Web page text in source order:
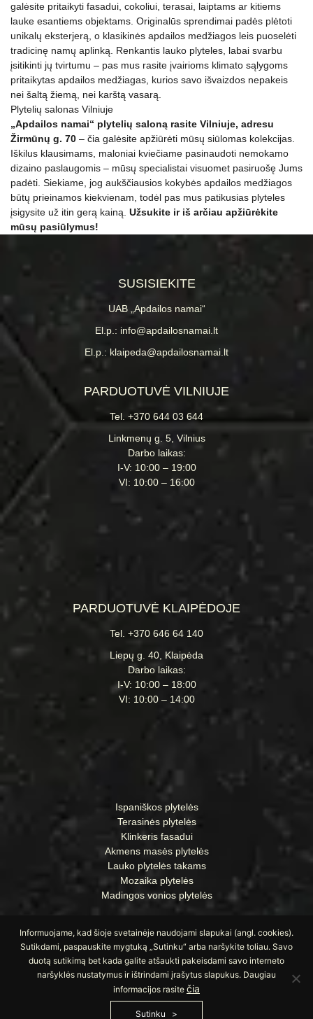
galėsite pritaikyti fasadui, cokoliui, terasai, laiptams ar kitiems
lauke esantiems objektams. Originalūs sprendimai padės plėtoti
unikalų eksterjerą, o klasikinės apdailos medžiagos leis puoselėti
tradicinę namų aplinką. Renkantis lauko plyteles, labai svarbu
įsitikinti jų tvirtumu – pas mus rasite įvairioms klimato sąlygoms
pritaikytas apdailos medžiagas, kurios savo išvaizdos nepakeis
nei šaltą žiemą, nei karštą vasarą.
Plytelių salonas Vilniuje
„Apdailos namai“ plytelių saloną rasite Vilniuje, adresu
Žirmūnų g. 70 – čia galėsite apžiūrėti mūsų siūlomas kolekcijas.
Iškilus klausimams, maloniai kviečiame pasinaudoti nemokamo
dizaino paslaugomis – mūsų specialistai visuomet pasiruošę Jums
padėti. Siekiame, jog aukščiausios kokybės apdailos medžiagos
būtų prieinamos kiekvienam, todėl pas mus patikusias plyteles
įsigysite už itin gerą kainą. Užsukite ir iš arčiau apžiūrėkite
mūsų pasiūlymus!
SUSISIEKITE
UAB „Apdailos namai“
El.p.: info@apdailosnamai.lt
El.p.: klaipeda@apdailosnamai.lt
PARDUOTUVĖ VILNIUJE
Tel. +370 644 03 644
Linkmenų g. 5, Vilnius
Darbo laikas:
I-V: 10:00 – 19:00
VI: 10:00 – 16:00
PARDUOTUVĖ KLAIPĖDOJE
Tel. +370 646 64 140
Liepų g. 40, Klaipėda
Darbo laikas:
I-V: 10:00 – 18:00
VI: 10:00 – 14:00
Ispaniškos plytelės
Terasinės plytelės
Klinkeris fasadui
Akmens masės plytelės
Lauko plytelės takams
Mozaika plytelės
Madingos vonios plytelės
© Visos teisės saugomos UAB „Apdailos namai“
Informuojame, kad šioje svetainėje naudojami slapukai (angl. cookies).
Sutikdami, paspauskite mygtuką „Sutinku“ arba naršykite toliau. Savo
duotą sutikimą bet kada galite atšaukti pakeisdami savo interneto
naršyklės nustatymus ir ištrindami įrašytus slapukus. Daugiau
informacijos rasite čia
Sutinku